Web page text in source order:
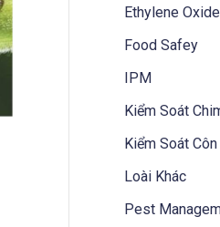
Ethylene Oxide
Food Safey
IPM
Kiểm Soát
Kiểm Soát
Loài Khác
Pest